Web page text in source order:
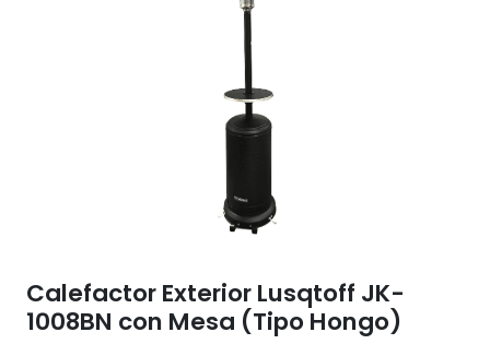
Calefactor Exterior Lusqtoff JK-
1008BN con Mesa (Tipo Hongo)